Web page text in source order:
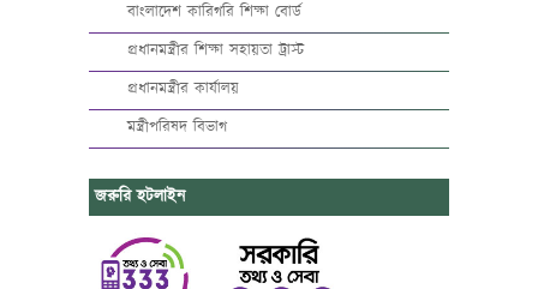
বাংলাদেশ কারিগরি শিক্ষা বোর্ড
প্রধানমন্ত্রীর শিক্ষা সহায়তা ট্রাস্ট
প্রধানমন্ত্রীর কার্যালয়
মন্ত্রীপরিষদ বিভাগ
জরুরি হটলাইন